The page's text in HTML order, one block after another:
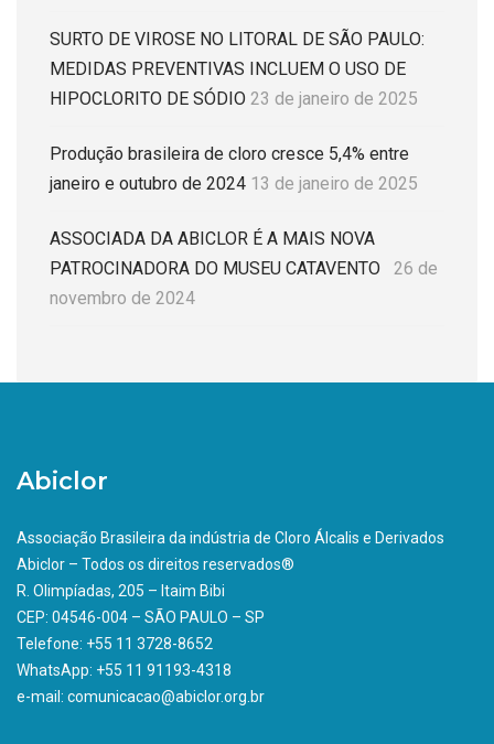
SURTO DE VIROSE NO LITORAL DE SÃO PAULO:
MEDIDAS PREVENTIVAS INCLUEM O USO DE
HIPOCLORITO DE SÓDIO 23 de janeiro de 2025
Produção brasileira de cloro cresce 5,4% entre
janeiro e outubro de 2024 13 de janeiro de 2025
ASSOCIADA DA ABICLOR É A MAIS NOVA
PATROCINADORA DO MUSEU CATAVENTO
26 de
novembro de 2024
Abiclor
Associação Brasileira da indústria de Cloro Álcalis e Derivados
Abiclor – Todos os direitos reservados®
R. Olimpíadas, 205 – Itaim Bibi
CEP: 04546-004 – SÃO PAULO – SP
Telefone: +55 11 3728-8652
WhatsApp: +55 11 91193-4318
e-mail: comunicacao@abiclor.org.br